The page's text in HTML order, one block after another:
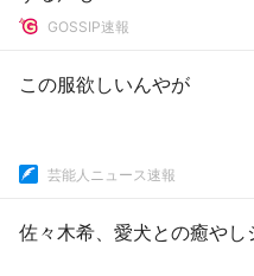
GOSSIP速報
この服欲しいんやが
芸能人ニュース速報
佐々木希、愛犬との癒やし